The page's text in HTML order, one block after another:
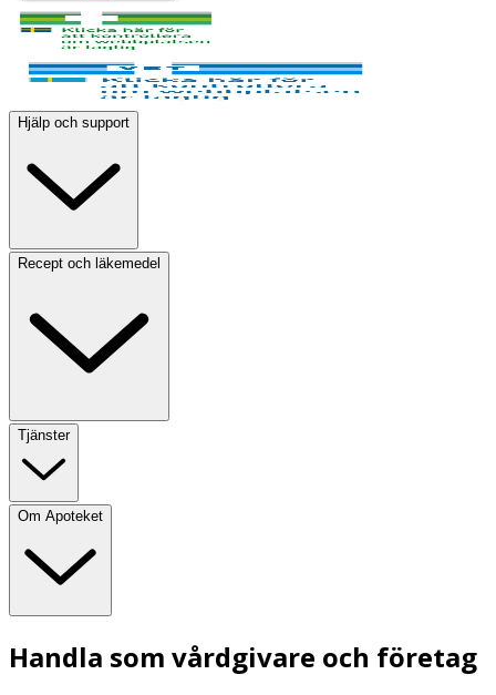
Hjälp och support
Recept och läkemedel
Tjänster
Om Apoteket
Handla som vårdgivare och företag